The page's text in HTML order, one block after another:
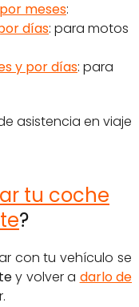
meses:
días: para motos
y por días: para
asistencia en viaje
tu coche
?
con tu vehículo se
y volver a darlo de